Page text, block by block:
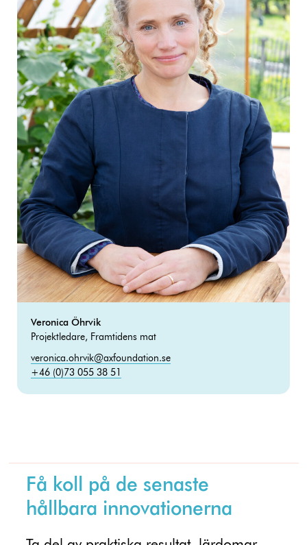
Veronica Öhrvik
Projektledare, Framtidens mat
veronica.ohrvik@axfoundation.se
+46 (0)73 055 38 51
Få koll på de senaste
hållbara innovationerna